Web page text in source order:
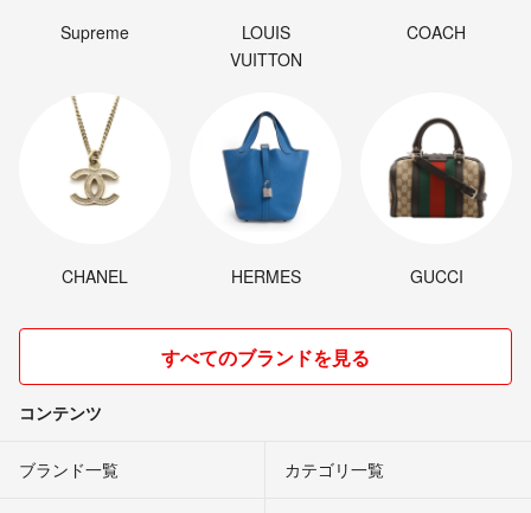
Supreme
LOUIS
VUITTON
COACH
CHANEL HERMES GUCCI
すべてのブランドを見る
コンテンツ
ブランド一覧 カテゴリ一覧